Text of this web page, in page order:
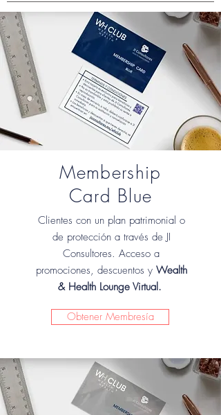
Membership
Card Blue
Clientes con un plan patrimonial o
de protección a través de JI
Consultores. Acceso a
promociones, descuentos y Wealth
& Health Lounge Virtual.
Obtener Membresía